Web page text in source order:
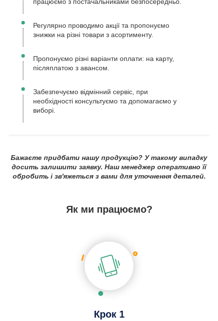
працюємо з постачальниками безпосередньо.
Регулярно проводимо акції та пропонуємо
знижки на різні товари з асортименту.
Пропонуємо різні варіанти оплати: на карту,
післяплатою з авансом.
Забезпечуємо відмінний сервіс, при
необхідності консультуємо та допомагаємо у
виборі.
Бажаєте придбати нашу продукцію? У такому випадку
досить залишити заявку. Наш менеджер оперативно її
обробить і зв'яжеться з вами для уточнення деталей.
Як ми працюємо?
Крок 1